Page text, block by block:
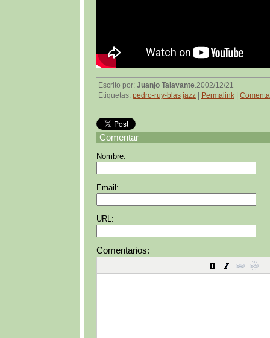
Escrito por: Juanjo Talavante .2002/12/21
Etiquetas: pedro-ruy-blas jazz Permalink
Comentar
Nombre:
Email:
URL:
Comentarios: